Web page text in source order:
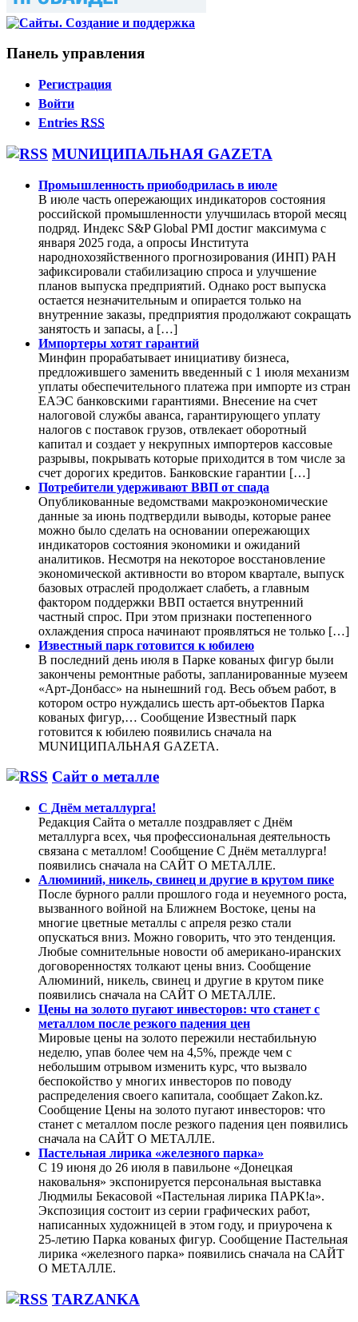
Панель управления
Регистрация
Войти
Entries RSS
MUNИЦИПАЛЬНАЯ GAZЕТА
Промышленность приободрилась в июле
В июле часть опережающих индикаторов состояния
российской промышленности улучшилась второй месяц
подряд. Индекс S&P Global PMI достиг максимума с
января 2025 года, а опросы Института
народнохозяйственного прогнозирования (ИНП) РАН
зафиксировали стабилизацию спроса и улучшение
планов выпуска предприятий. Однако рост выпуска
остается незначительным и опирается только на
внутренние заказы, предприятия продолжают сокращать
занятость и запасы, а […]
Импортеры хотят гарантий
Минфин прорабатывает инициативу бизнеса,
предложившего заменить введенный с 1 июля механизм
уплаты обеспечительного платежа при импорте из стран
ЕАЭС банковскими гарантиями. Внесение на счет
налоговой службы аванса, гарантирующего уплату
налогов с поставок грузов, отвлекает оборотный
капитал и создает у некрупных импортеров кассовые
разрывы, покрывать которые приходится в том числе за
счет дорогих кредитов. Банковские гарантии […]
Потребители удерживают ВВП от спада
Опубликованные ведомствами макроэкономические
данные за июнь подтвердили выводы, которые ранее
можно было сделать на основании опережающих
индикаторов состояния экономики и ожиданий
аналитиков. Несмотря на некоторое восстановление
экономической активности во втором квартале, выпуск
базовых отраслей продолжает слабеть, а главным
фактором поддержки ВВП остается внутренний
частный спрос. При этом признаки постепенного
охлаждения спроса начинают проявляться не только […]
Известный парк готовится к юбилею
В последний день июля в Парке кованых фигур были
закончены ремонтные работы, запланированные музеем
«Арт-Донбасс» на нынешний год. Весь объем работ, в
котором остро нуждались шесть арт-обьектов Парка
кованых фигур,… Сообщение Известный парк
готовится к юбилею появились сначала на
MUNИЦИПАЛЬНАЯ GAZЕТА.
Сайт о металле
С Днём металлурга!
Редакция Сайта о металле поздравляет с Днём
металлурга всех, чья профессиональная деятельность
связана с металлом! Сообщение С Днём металлурга!
появились сначала на САЙТ О МЕТАЛЛЕ.
Алюминий, никель, свинец и другие в крутом пике
После бурного ралли прошлого года и неуемного роста,
вызванного войной на Ближнем Востоке, цены на
многие цветные металлы с апреля резко стали
опускаться вниз. Можно говорить, что это тенденция.
Любые сомнительные новости об американо-иранских
договоренностях толкают цены вниз. Сообщение
Алюминий, никель, свинец и другие в крутом пике
появились сначала на САЙТ О МЕТАЛЛЕ.
Цены на золото пугают инвесторов: что станет с
металлом после резкого падения цен
Мировые цены на золото пережили нестабильную
неделю, упав более чем на 4,5%, прежде чем с
небольшим отрывом изменить курс, что вызвало
беспокойство у многих инвесторов по поводу
распределения своего капитала, сообщает Zakon.kz.
Сообщение Цены на золото пугают инвесторов: что
станет с металлом после резкого падения цен появились
сначала на САЙТ О МЕТАЛЛЕ.
Пастельная лирика «железного парка»
С 19 июня до 26 июля в павильоне «Донецкая
наковальня» экспонируется персональная выставка
Людмилы Бекасовой «Пастельная лирика ПАРК!а».
Экспозиция состоит из серии графических работ,
написанных художницей в этом году, и приурочена к
25-летию Парка кованых фигур. Сообщение Пастельная
лирика «железного парка» появились сначала на САЙТ
О МЕТАЛЛЕ.
TARZANKA